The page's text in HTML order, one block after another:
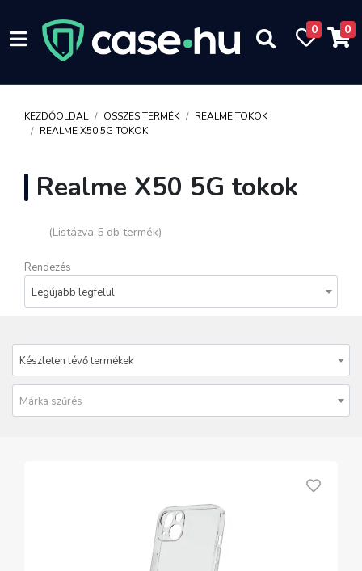
0 0
KEZDŐOLDAL ÖSSZES TERMÉK
REALME TOKOK
REALME X50 5G TOKOK
Realme X50 5G tokok
(Listázva 5 db termék)
Rendezés
Legújabb legfelül
Készleten lévő termékek
Márka szűrés